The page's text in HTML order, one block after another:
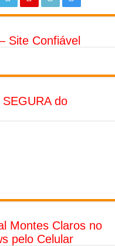
Site Confiável
do
Montes Claros no
pelo Celular